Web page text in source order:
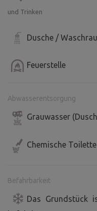
und Trinken
Dusche /
Feuerstelle
Abwasserentsorgung
Grauwasser
Chemische Toilette
Befahrbarkeit
Das Grundstück